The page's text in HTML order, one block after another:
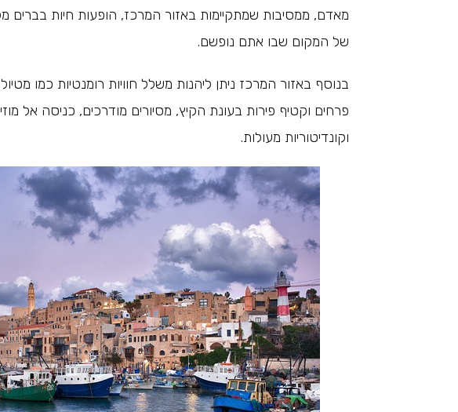
מאדם, ממסיבות שמתקיימות באזור המרכז, הופעות חיות בברים
של המקום שבו אתם נופשם.
בנוסף באזור המרכז ניתן ליהנות משלל חוויות רומנטיות כמו
פרחים וקטיף פירות בעונת הקיץ, מסיורים מודרכים, כניסה אל
וקונדיטוריות מעולות.